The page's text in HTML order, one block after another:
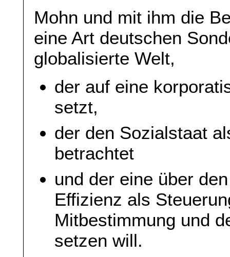
Mohn und mit ihm die
eine Art deutschen
globalisierte Welt,
der auf eine
setzt,
der den Sozialstaat
betrachtet
und der eine über
Effizienz als
Mitbestimmung und
setzen will.